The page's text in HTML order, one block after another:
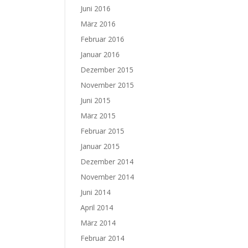
Juni 2016
März 2016
Februar 2016
Januar 2016
Dezember 2015
November 2015
Juni 2015
März 2015
Februar 2015
Januar 2015
Dezember 2014
November 2014
Juni 2014
April 2014
März 2014
Februar 2014